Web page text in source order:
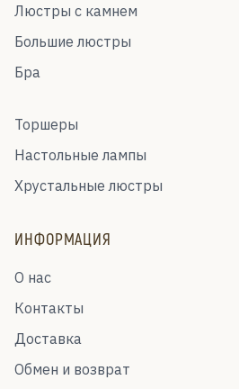
Люстры с камнем
Большие люстры
Бра
Торшеры
Настольные лампы
Хрустальные люстры
ИНФОРМАЦИЯ
О нас
Контакты
Доставка
Обмен и возврат